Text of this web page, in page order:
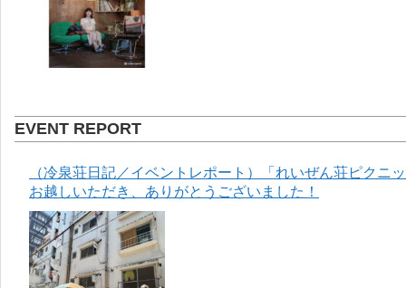
EVENT REPORT
（冷泉荘日記／イベントレポート）「れいぜん荘ピクニ
お越しいただき、ありがとうございました！